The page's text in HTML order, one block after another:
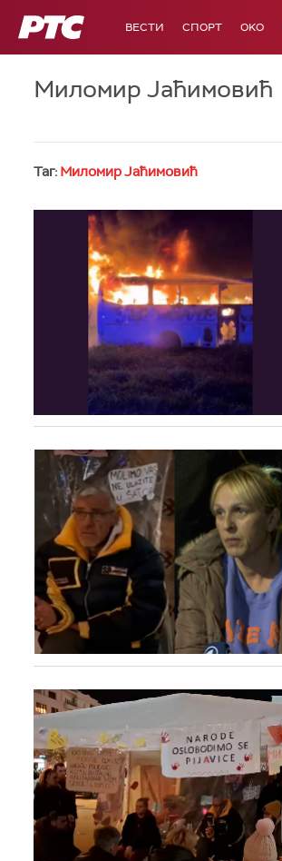
РТС ВЕСТИ СПОРТ OKO
Миломир Јаћимовић
Таг: Миломир Јаћимовић